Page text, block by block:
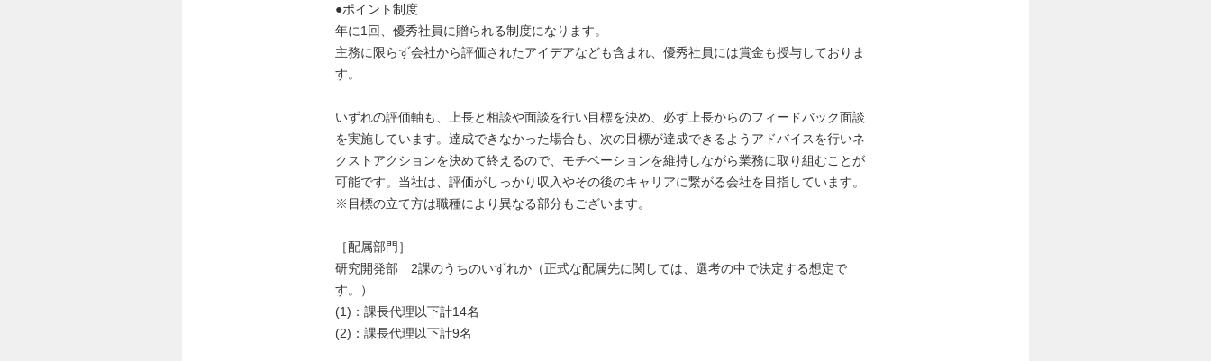
●ポイント制度
年に1回、優秀社員に贈られる制度になります。
主務に限らず会社から評価されたアイデアなども含まれ、優秀社員には賞金も授与しておりま
す。
いずれの評価軸も、上長と相談や面談を行い目標を決め、必ず上長からのフィードバック面談
を実施しています。達成できなかった場合も、次の目標が達成できるようアドバイスを行いネ
クストアクションを決めて終えるので、モチベーションを維持しながら業務に取り組むことが
可能です。当社は、評価がしっかり収入やその後のキャリアに繋がる会社を目指しています。
※目標の立て方は職種により異なる部分もございます。
［配属部門］
研究開発部 2課のうちのいずれか（正式な配属先に関しては、選考の中で決定する想定で
す。）
(1)：課長代理以下計14名
(2)：課長代理以下計9名